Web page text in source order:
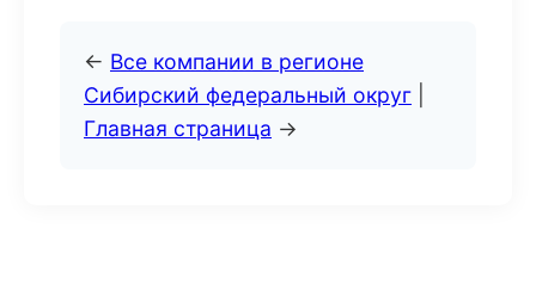
← Все компании в регионе
Сибирский федеральный округ
Главная страница →